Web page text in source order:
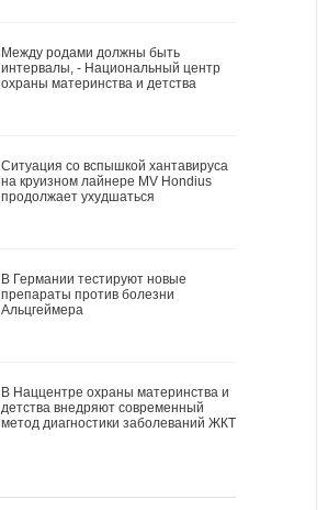
Между родами должны быть
интервалы, - Национальный центр
охраны материнства и детства
Ситуация со вспышкой хантавируса
на круизном лайнере MV Hondius
продолжает ухудшаться
В Германии тестируют новые
препараты против болезни
Альцгеймера
В Наццентре охраны материнства и
детства внедряют современный
метод диагностики заболеваний ЖКТ